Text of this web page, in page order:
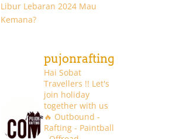
Libur Lebaran 2024 Mau
Kemana?
pujonrafting
Hai Sobat
Travellers !! Let's
join holiday
together with us
🔥 Outbound -
Rafting - Paintball